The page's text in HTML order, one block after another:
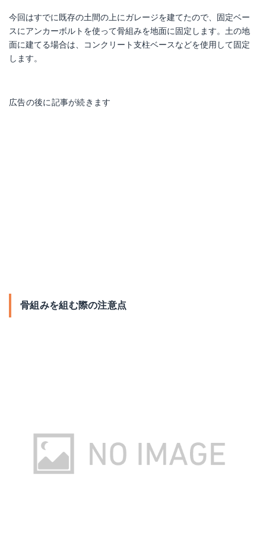
今回はすでに既存の土間の上にガレージを建てたので、固定ベー
スにアンカーボルトを使って骨組みを地面に固定します。土の地
面に建てる場合は、コンクリート支柱ベースなどを使用して固定
します。
広告の後に記事が続きます
骨組みを組む際の注意点